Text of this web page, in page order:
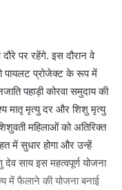
पर रहेंगे. इस दौरान वे
पायलट प्रोजेक्ट के रूप में
पहाड़ी कोरवा समुदाय की
मातृ मृत्यु दर और शिशु मृत्यु
महिलाओं को अतिरिक्त
में सुधार होगा और उन्हें
देव साय इस महत्वपूर्ण योजना
फैलाने की योजना बनाई